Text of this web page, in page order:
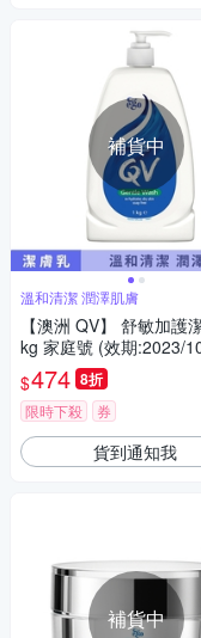
補貨中
溫和清潔 潤澤肌膚
【澳洲 QV】 舒敏加護
kg 家庭號 (效期:2023/
$474 8折
限時下殺 券
貨到通知我
補貨中